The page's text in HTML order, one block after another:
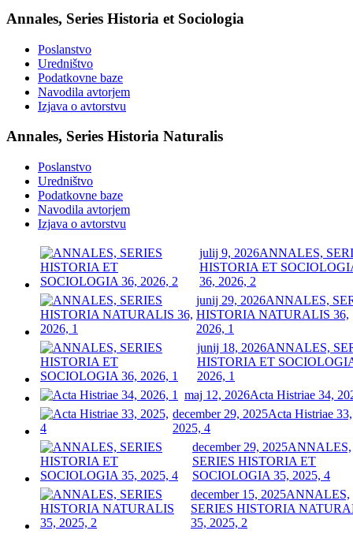
Annales, Series Historia et Sociologia
Poslanstvo
Uredništvo
Podatkovne baze
Navodila avtorjem
Izjava o avtorstvu
Annales, Series Historia Naturalis
Poslanstvo
Uredništvo
Podatkovne baze
Navodila avtorjem
Izjava o avtorstvu
julij 9, 2026ANNALES,
HISTORIA ET
36, 2026, 2
junij 29, 2026ANNALES,
HISTORIA NATURALIS 36,
2026, 1
junij 18, 2026ANNALES,
HISTORIA ET
2026, 1
maj 12, 2026Acta Histriae 34,
december 29, 2025Acta Histriae 33,
2025, 4
december 29, 2025ANNALES,
SERIES HISTORIA ET
SOCIOLOGIA 35, 2025, 4
december 15, 2025ANNALES,
SERIES HISTORIA
35, 2025, 2